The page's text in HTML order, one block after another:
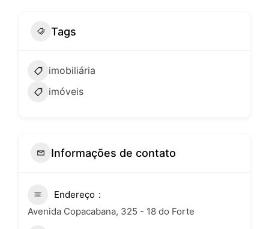
Tags
imobiliária
imóveis
Informações de contato
Endereço
Avenida Copacabana, 325 - 18 do Forte